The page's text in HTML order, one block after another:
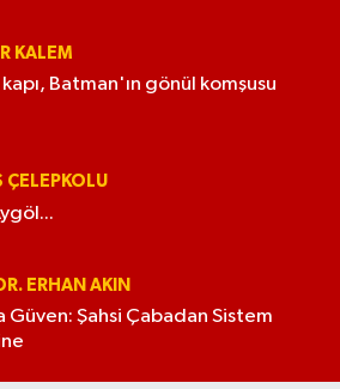
KALEM
Batman'ın gönül komşusu
ÇELEPKOLU
ERHAN AKIN
Güven: Şahsi Çabadan Sistem